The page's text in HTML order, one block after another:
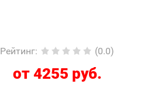
Рейтинг: (0.0)
от 4255 руб.